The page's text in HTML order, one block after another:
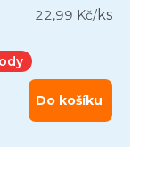
22,99 Kč/ks
Do košíku